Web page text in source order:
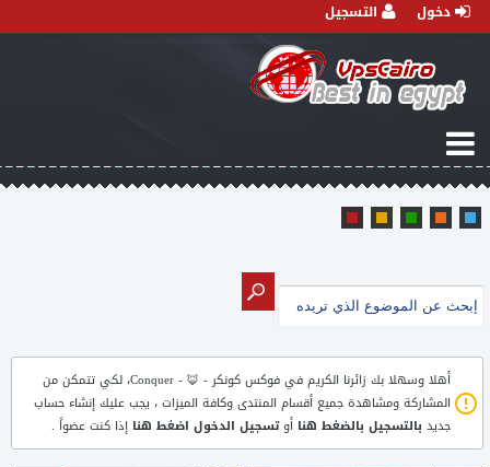
دخول التسجيل
أهلا وسهلا بك زائرنا الكريم فيفوكس كونكر - 🦊 - Conquer
، لكي تتمكن من
المشاركة ومشاهدة جميع أقسام المنتدى وكافة الميزات ، يجب عليك إنشاء حساب
جديد بالتسجيل بالضغط هنا أوتسجيل الدخول اضغط هنا إذا كنت عضواً .